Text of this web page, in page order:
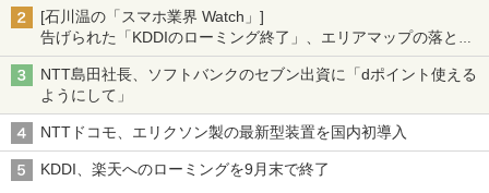
[石川温の「スマホ業界 Watch」]
告げられた「KDDIのローミング終了」、エリアマップの落とし
穴と楽天モバイルの課題
NTT島田社長、ソフトバンクのセブン出資に「dポイント使える
ようにして」
NTTドコモ、エリクソン製の最新型装置を国内初導入
KDDI、楽天へのローミングを9月末で終了